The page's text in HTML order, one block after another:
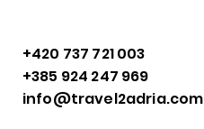
+420 737 721 003
+385 924 247 969
info@travel2adria.com